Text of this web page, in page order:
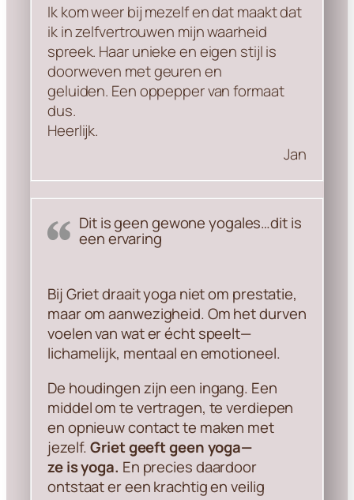
Ik kom weer bij mezelf en dat maakt dat
ik in zelfvertrouwen mijn waarheid
spreek. Haar unieke en eigen stijl is
doorweven met geuren en
geluiden. Een oppepper van formaat
dus.
Heerlijk.
Jan
Dit is geen gewone yogales…dit is
een ervaring
Bij Griet draait yoga niet om prestatie,
maar om aanwezigheid. Om het durven
voelen van wat er écht speelt—
lichamelijk, mentaal en emotioneel.
De houdingen zijn een ingang. Een
middel om te vertragen, te verdiepen
en opnieuw contact te maken met
jezelf.Grietgeeftgeen yoga—
zeisyoga. En precies daardoor
ontstaat er een krachtig en veilig